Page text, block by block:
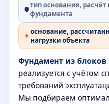
тип основания, расчёт
фундамента
основание,
нагрузки объекта
Фундамент из
реализуется с учётом
требований
Мы подбираем